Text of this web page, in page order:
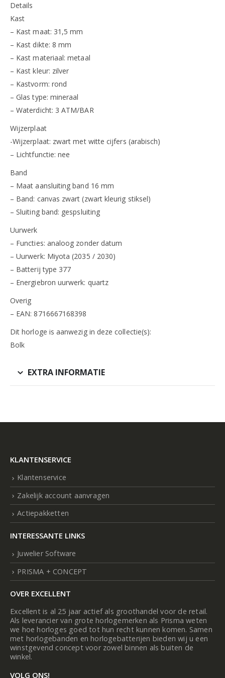
Details
Kast
– Kast maat: 31,5 mm
– Kast dikte: 8 mm
– Kast materiaal: metaal
– Kast kleur: zilver
– Kastvorm: rond
– Glas type: mineraal
– Waterdicht: 3 ATM/BAR
Wijzerplaat
-Wijzerplaat: zwart met witte cijfers (arabisch)
– Lichtfunctie: nee
Band
– Maat aansluiting band 16 mm
– Band: canvas zwart (zwart kleurig stiksel)
– Sluiting band: gespsluiting
Uurwerk
– Functies: analoog zonder datum
– Uurwerk: Miyota (2035 / 2030)
– Batterij type 377
– Energiebron uurwerk: quartz
Overig
– EAN: 8716667168398
Dit horloge is aanwezig in deze collectie(s):
Bolk
EXTRA INFORMATIE
KLANTENSERVICE
Klantenservice
Zakelijk account aanvragen
Actiepakketten
INTERESSANTE LINKS
Juwelier Software
PRISMA + CONCEPT
OVER EXCELLENT
Excellent is al 25 jaar actief als groothandel voor de retail.
Als leverancier van grote horlogemerken als Prisma weten
we hoe horloges goed tot hun recht kunnen komen. Samen
met horlogebanden en horlogebatterijen bieden wij u een
winstgevend concept voor zowel binnen als buiten de
winkel.
VOLG ONS!